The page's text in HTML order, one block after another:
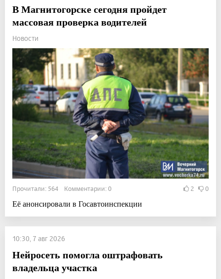
В Магнитогорске сегодня пройдет
массовая проверка водителей
Новости
Прочитали: 564 Комментарии: 0 2 0
Её анонсировали в Госавтоинспекции
10:30, 7 авг 2026
Нейросеть помогла оштрафовать
владельца участка